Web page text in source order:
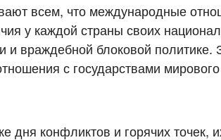
всем, что международные
у каждой страны своих
и враждебной блоковой политике.
с государствами
дня конфликтов и горячих точек,